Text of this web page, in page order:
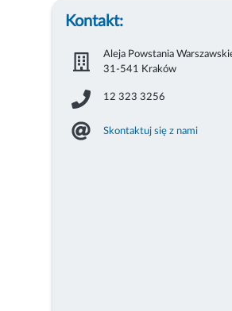
Kontakt:
Aleja Powstania
31-541 Kraków
12 323 3256
Skontaktuj się z nami